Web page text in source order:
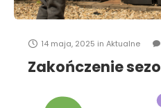
14 maja, 2025 in Aktualne
Zakończenie